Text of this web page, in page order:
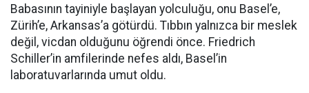
Babasının tayiniyle başlayan yolculuğu, onu Basel’e,
Zürih’e, Arkansas’a götürdü. Tıbbın yalnızca bir meslek
değil, vicdan olduğunu öğrendi önce. Friedrich
Schiller’in amfilerinde nefes aldı, Basel’in
laboratuvarlarında umut oldu.